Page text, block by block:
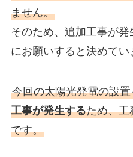
ません。
そのため、追加工事が
にお願いすると決めてい
今回の太陽光発電の設置
工事が発生するため、工
です。